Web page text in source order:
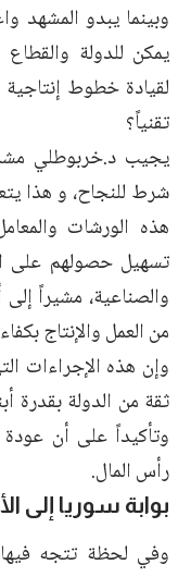
وبينما يبدو المشهد
يمكن للدولة
لقيادة خطوط
تقنياً؟
يجيب د.خربوطلي
شرط للنجاح، و هذا
هذه الورشات
تسهيل حصولهم على
والصناعية، مشيراً
من العمل والإنتاج
وإن هذه الإجراءات
ثقة من الدولة بقدرة
وتأكيداً على أن
رأس المال.
بوابة سوريا إلى
وفي لحظة تتجه فيها